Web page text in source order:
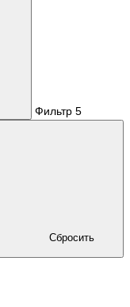
Фильтр 5
Сбросить